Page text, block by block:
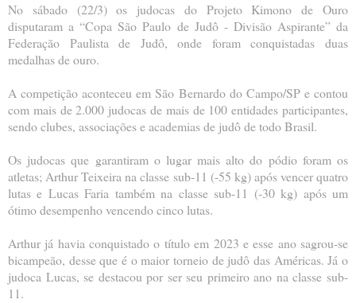
No sábado (22/3) os judocas do Projeto Kimono de Ouro
disputaram a “Copa São Paulo de Judô - Divisão Aspirante” da
Federação Paulista de Judô, onde foram conquistadas duas
medalhas de ouro.
A competição aconteceu em São Bernardo do Campo/SP e contou
com mais de 2.000 judocas de mais de 100 entidades participantes,
sendo clubes, associações e academias de judô de todo Brasil.
Os judocas que garantiram o lugar mais alto do pódio foram os
atletas; Arthur Teixeira na classe sub-11 (-55 kg) após vencer quatro
lutas e Lucas Faria também na classe sub-11 (-30 kg) após um
ótimo desempenho vencendo cinco lutas.
Arthur já havia conquistado o título em 2023 e esse ano sagrou-se
bicampeão, desse que é o maior torneio de judô das Américas. Já o
judoca Lucas, se destacou por ser seu primeiro ano na classe sub-
11.